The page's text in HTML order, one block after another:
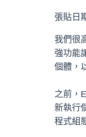
張貼日
我們很
強功能
個體，
之前，
新執行
程式組